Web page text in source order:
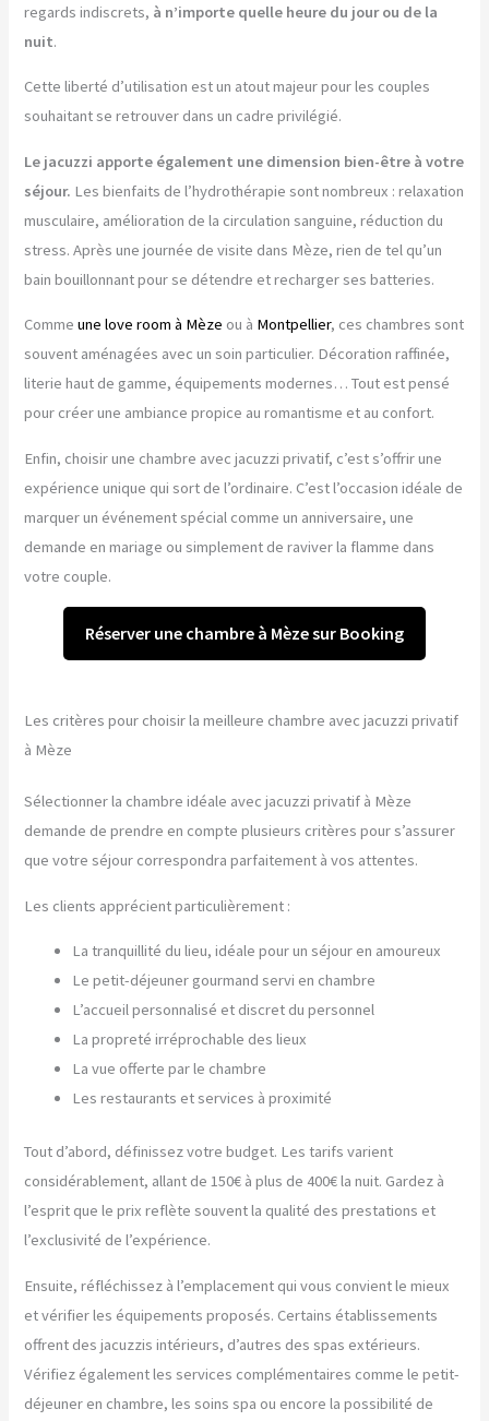
regards indiscrets, à n’importe quelle heure du jour ou de la
nuit.
Cette liberté d’utilisation est un atout majeur pour les couples
souhaitant se retrouver dans un cadre privilégié.
Le jacuzzi apporte également une dimension bien-être à votre
séjour. Les bienfaits de l’hydrothérapie sont nombreux : relaxation
musculaire, amélioration de la circulation sanguine, réduction du
stress. Après une journée de visite dans Mèze, rien de tel qu’un
bain bouillonnant pour se détendre et recharger ses batteries.
Comme une love room à Mèze ou à Montpellier, ces chambres sont
souvent aménagées avec un soin particulier. Décoration raffinée,
literie haut de gamme, équipements modernes… Tout est pensé
pour créer une ambiance propice au romantisme et au confort.
Enfin, choisir une chambre avec jacuzzi privatif, c’est s’offrir une
expérience unique qui sort de l’ordinaire. C’est l’occasion idéale de
marquer un événement spécial comme un anniversaire, une
demande en mariage ou simplement de raviver la flamme dans
votre couple.
Réserver une chambre à Mèze sur Booking
Les critères pour choisir la meilleure chambre avec jacuzzi privatif
à Mèze
Sélectionner la chambre idéale avec jacuzzi privatif à Mèze
demande de prendre en compte plusieurs critères pour s’assurer
que votre séjour correspondra parfaitement à vos attentes.
Les clients apprécient particulièrement :
La tranquillité du lieu, idéale pour un séjour en amoureux
Le petit-déjeuner gourmand servi en chambre
L’accueil personnalisé et discret du personnel
La propreté irréprochable des lieux
La vue offerte par le chambre
Les restaurants et services à proximité
Tout d’abord, définissez votre budget. Les tarifs varient
considérablement, allant de 150€ à plus de 400€ la nuit. Gardez à
l’esprit que le prix reflète souvent la qualité des prestations et
l’exclusivité de l’expérience.
Ensuite, réfléchissez à l’emplacement qui vous convient le mieux
et vérifier les équipements proposés. Certains établissements
offrent des jacuzzis intérieurs, d’autres des spas extérieurs.
Vérifiez également les services complémentaires comme le petit-
déjeuner en chambre, les soins spa ou encore la possibilité de